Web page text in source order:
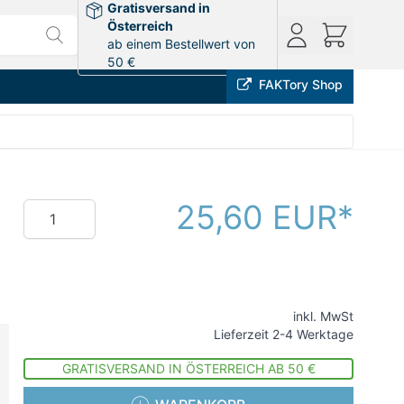
Gratisversand in
Österreich
ab einem Bestellwert von
50 €
FAKTory Shop
Menge 25,60 EUR
inkl. MwSt
Lieferzeit 2-4 Werktage
GRATISVERSAND IN ÖSTERREICH AB 50 €